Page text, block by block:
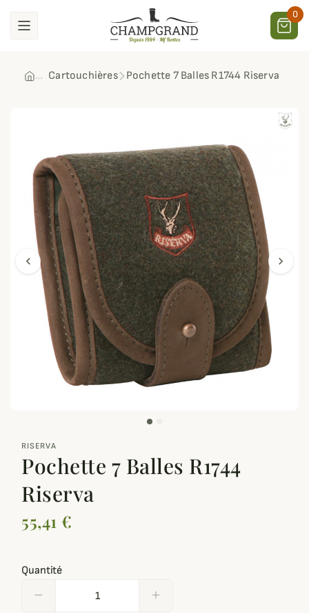
0
Cartouchières Pochette 7 Balles R1744 Riserva
chevron_left
zoom_out_map
chevron_right
RISERVA
Pochette 7 Balles R1744
Riserva
55,41 €
Quantité
remove add